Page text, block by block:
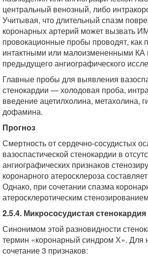
центральный венозный, либо
Учитывая, что длительный спазм
коронарных артерий может вызвать
провокационные пробы проводят, как
интактными или малоизмененными КА
предыдущего ангиографического
Главные пробы для выявления
стенокардии — холодовая проба,
введение ацетилхолина, метахолина,
дофамина.
Прогноз
Смертность от сердечно-сосудистых
вазоспастической стенокардии в
ангиографических признаков
коронарного атеросклероза
Однако, при сочетании спазма
атеросклеротическим
2.5.4. Микрососудистая стенокардия
Синонимом этой разновидности
термин «коронарный синдром Х». Для
сочетание 3 признаков: